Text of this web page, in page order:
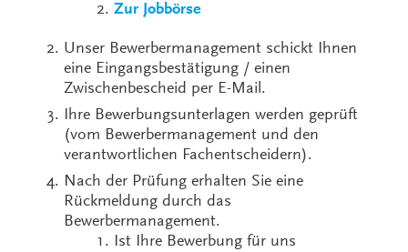
Zur Jobbörse
Unser Bewerbermanagement schickt Ihnen
eine Eingangsbestätigung / einen
Zwischenbescheid per E-Mail.
Ihre Bewerbungsunterlagen werden geprüft
(vom Bewerbermanagement und den
verantwortlichen Fachentscheidern).
Nach der Prüfung erhalten Sie eine
Rückmeldung durch das
Bewerbermanagement.
Ist Ihre Bewerbung für uns